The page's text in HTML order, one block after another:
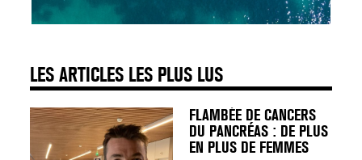
LES ARTICLES LES PLUS LUS
25 août 2024
FLAMBÉE DE CANCERS
DU PANCRÉAS : DE PLUS
EN PLUS DE FEMMES